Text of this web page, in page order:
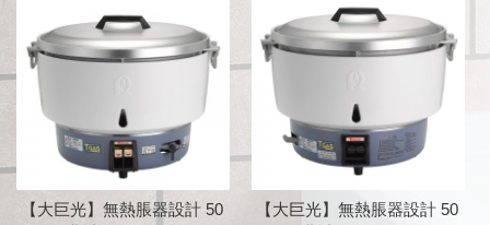
【大巨光】無熱脹器設計 50
【大巨光】無熱脹器設計 50